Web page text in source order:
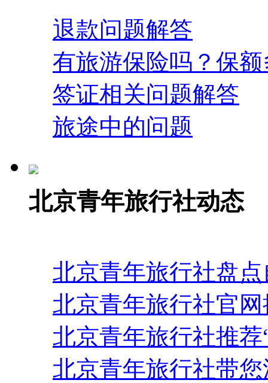
退款问题解答
有旅游保险吗？保
签证相关问题解答
旅途中的问题
北京青年旅行社动态
北京青年旅行社盘
北京青年旅行社官
北京青年旅行社推荐
北京青年旅行社带